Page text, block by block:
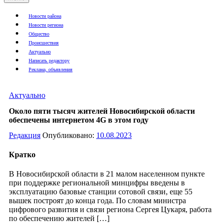
Новости района
Новости региона
Общество
Происшествия
Актуально
Написать редактору
Реклама, объявления
Актуально
Около пяти тысяч жителей Новосибирской области
обеспечены интернетом 4G в этом году
Редакция Опубликовано: 10.08.2023
Кратко
В Новосибирской области в 21 малом населенном пункте
при поддержке региональной минцифры введены в
эксплуатацию базовые станции сотовой связи, еще 55
вышек построят до конца года. По словам министра
цифрового развития и связи региона Сергея Цукаря, работа
по обеспечению жителей […]